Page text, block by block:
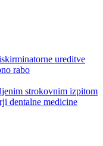
ureditve
rabo
strokovnim izpitom
dentalne medicine